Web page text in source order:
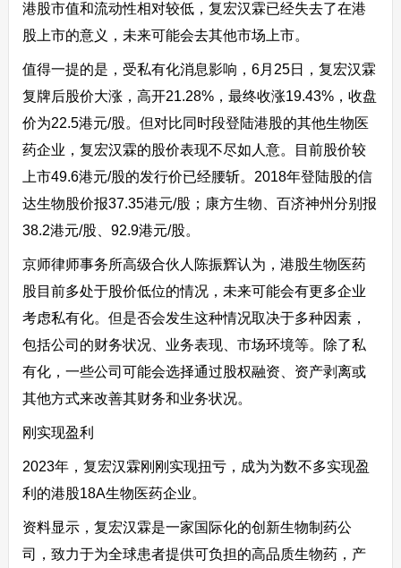
港股市值和流动性相对较低，复宏汉霖已经失去了在港
股上市的意义，未来可能会去其他市场上市。
值得一提的是，受私有化消息影响，6月25日，复宏汉霖
复牌后股价大涨，高开21.28%，最终收涨19.43%，收盘
价为22.5港元/股。但对比同时段登陆港股的其他生物医
药企业，复宏汉霖的股价表现不尽如人意。目前股价较
上市49.6港元/股的发行价已经腰斩。2018年登陆股的信
达生物股价报37.35港元/股；康方生物、百济神州分别报
38.2港元/股、92.9港元/股。
京师律师事务所高级合伙人陈振辉认为，港股生物医药
股目前多处于股价低位的情况，未来可能会有更多企业
考虑私有化。但是否会发生这种情况取决于多种因素，
包括公司的财务状况、业务表现、市场环境等。除了私
有化，一些公司可能会选择通过股权融资、资产剥离或
其他方式来改善其财务和业务状况。
刚实现盈利
2023年，复宏汉霖刚刚实现扭亏，成为为数不多实现盈
利的港股18A生物医药企业。
资料显示，复宏汉霖是一家国际化的创新生物制药公
司，致力于为全球患者提供可负担的高品质生物药，产